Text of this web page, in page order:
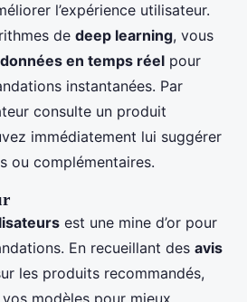
l’expérience utilisateur.
de deep learning, vous
données en temps réel pour
instantanées. Par
consulte un produit
immédiatement lui suggérer
ou complémentaires.
est une mine d’or pour
En recueillant des avis
les produits recommandés,